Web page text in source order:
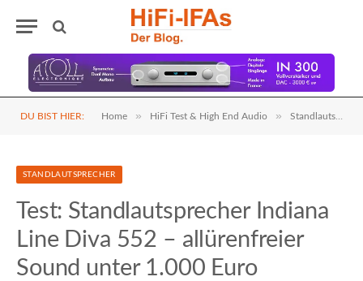
DU BIST HIER: Home » HiFi Test & High End Audio » Standlautsprecher
STANDLAUTSPRECHER
Test: Standlautsprecher Indiana
Line Diva 552 – allürenfreier
Sound unter 1.000 Euro